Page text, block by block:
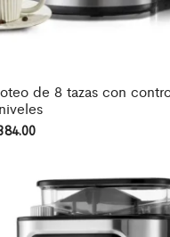
de 8 tazas con